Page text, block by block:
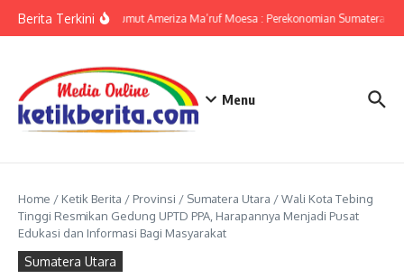
Berita TerkiniKPwBI Sumut Ameriza Ma’ruf Moesa : Perekonomian Sumatera
Menu
Home / Ketik Berita / Provinsi / Sumatera Utara /Wali Kota Tebing
Tinggi Resmikan Gedung UPTD PPA, Harapannya Menjadi Pusat
Edukasi dan Informasi Bagi Masyarakat
Sumatera Utara